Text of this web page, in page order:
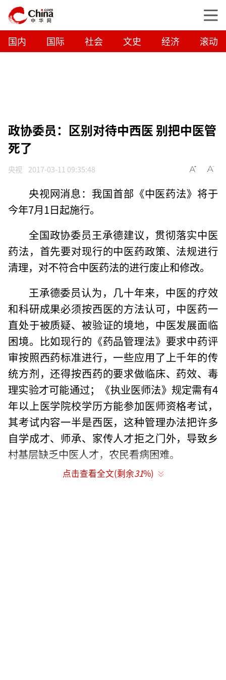
国内 国际 社会 文史 经济 滚动
政协委员：区别对待中西医 别把中医管
死了
央视 2017-03-11 09:35:48
央视网消息：我国首部《中医药法》将于
今年7月1日起施行。
全国政协委员王承德建议，贯彻落实中医
药法，首先要对现行的中医药政策、法规进行
清理，对不符合中医药法的进行废止和修改。
王承德委员认为，几十年来，中医的疗效
和科研成果必须按西医的方法认可，中医药一
直处于被质疑、被验证的境地，中医发展面临
困境。比如现行的《药品管理法》要求中药评
审按照西药标准进行，一些应用了上千年的传
统方剂，还得按西药的要求做临床、药效、毒
理实验才可能通过；《执业医师法》规定需有4
年以上医学院校学历方能参加医师资格考试，
其考试内容一半是西医，这种管理办法把许多
自学成才、师承、家传人才拒之门外，导致乡
村基层缺乏中医人才，农民看病困难。
点击查看全文(剩余31%)